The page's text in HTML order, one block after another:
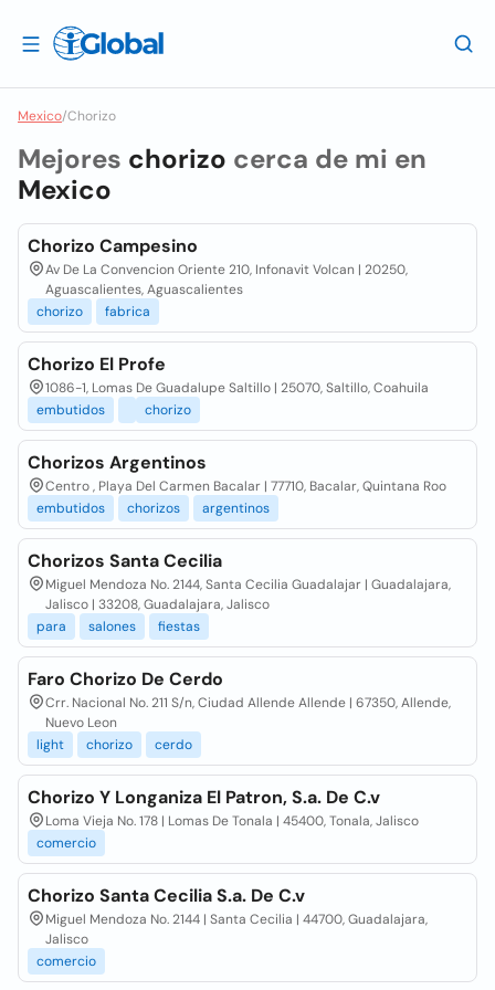
Mexico/Chorizo
Mejores chorizo cerca de mi en
Mexico
Chorizo Campesino
Av De La Convencion Oriente 210, Infonavit Volcan | 20250,
Aguascalientes, Aguascalientes
chorizo
fabrica
Chorizo El Profe
1086-1, Lomas De Guadalupe Saltillo | 25070, Saltillo, Coahuila
embutidos
chorizo
Chorizos Argentinos
Centro , Playa Del Carmen Bacalar | 77710, Bacalar, Quintana Roo
embutidos
chorizos argentinos
Chorizos Santa Cecilia
Miguel Mendoza No. 2144, Santa Cecilia Guadalajar | Guadalajara,
Jalisco | 33208, Guadalajara, Jalisco
para
salones fiestas
Faro Chorizo De Cerdo
Crr. Nacional No. 211 S/n, Ciudad Allende Allende | 67350, Allende,
Nuevo Leon
light
chorizo cerdo
Chorizo Y Longaniza El Patron, S.a. De C.v
Loma Vieja No. 178 | Lomas De Tonala | 45400, Tonala, Jalisco
comercio
Chorizo Santa Cecilia S.a. De C.v
Miguel Mendoza No. 2144 | Santa Cecilia | 44700, Guadalajara,
Jalisco
comercio